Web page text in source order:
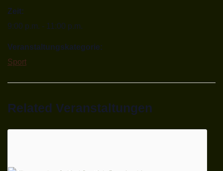
Zeit:
9:00 p.m. - 11:00 p.m.
Veranstaltungskategorie:
Sport
Related Veranstaltungen